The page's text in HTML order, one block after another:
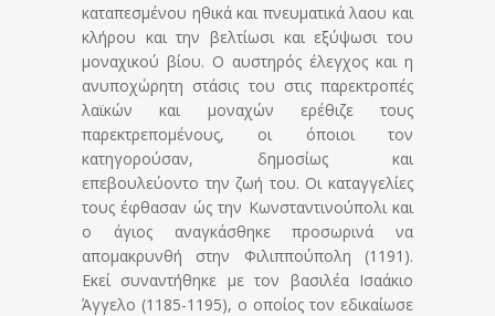
καταπεσμένου ηθικά και πνευματικά λαου και
κλήρου και την βελτίωσι και εξύψωσι του
μοναχικού βίου. Ο αυστηρός έλεγχος και η
ανυποχώρητη στάσις του στις παρεκτροπές
λαϊκών και μοναχών ερέθιζε τους
παρεκτρεπομένους, οι όποιοι τον
κατηγορούσαν, δημοσίως και
επεβουλεύοντο την ζωή του. Οι καταγγελίες
τους έφθασαν ώς την Κωνσταντινούπολι και
ο άγιος αναγκάσθηκε προσωρινά να
απομακρυνθή στην Φιλιππούπολη (1191).
Εκεί συναντήθηκε με τον βασιλέα Ισαάκιο
Άγγελο (1185-1195), ο οποίος τον εδικαίωσε